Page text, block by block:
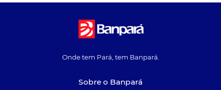
Onde tem Pará, tem Banpará.
Sobre o Banpará